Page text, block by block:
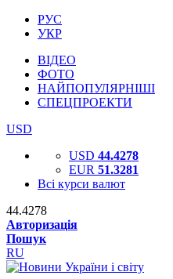
РУС
УКР
ВІДЕО
ФОТО
НАЙПОПУЛЯРНІШІ
СПЕЦПРОЕКТИ
USD
USD 44.4278
EUR 51.3281
Всі курси валют
44.4278
Авторизація
Пошук
RU